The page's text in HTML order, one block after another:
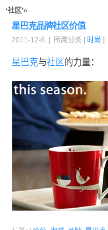
‘社区’»
星巴克品牌社区价值
2011-12-6 | 所属分类 [ 时尚 ]
星巴克与社区的力量：